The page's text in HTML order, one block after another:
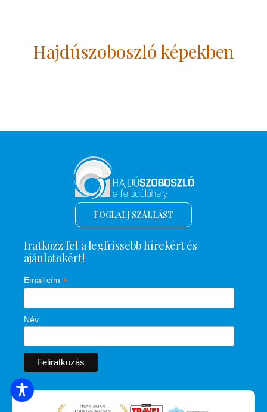
Hajdúszoboszló képekben
FOGLALJ SZÁLLÁST
Iratkozz fel a legfrissebb hírekért és
ajánlatokért!
Email cím *
Név